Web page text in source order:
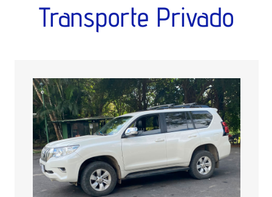
Transporte Privado